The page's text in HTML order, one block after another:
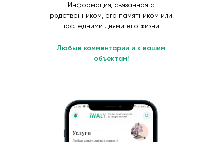
Информация, связанная с
родственником, его памятником или
последними днями его жизни.
Любые комментарии и к вашим
объектам!